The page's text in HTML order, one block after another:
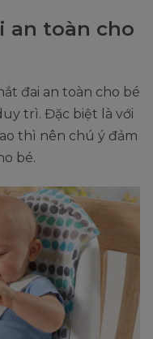
an toàn cho
đai an toàn cho bé
trì. Đặc biệt là với
thì nên chú ý đảm
bé.